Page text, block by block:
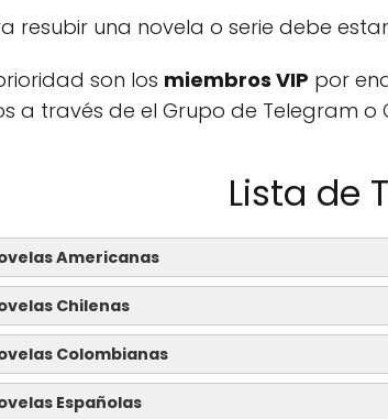
resubir una novela o serie debe
son los miembros VIP por
a través de el Grupo de Telegram o
Lista de
Americanas
Chilenas
Colombianas
Españolas